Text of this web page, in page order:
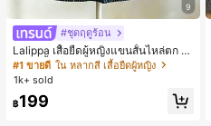
9
#ชุดฤดูร้อน
Lalippa เสื้อยืดผู้หญิงแขนสั้นไหล่ตก ค
อวีปกเสื้อ ลายพิมพ์ดิจิทัลลายทาง สไตล์
สปอร์ตแฟชั่นมินิมอล ของขวัญสำหรับเ
#1 ขายดี ใน หลากสี เสื้อยืดผู้หญิง
1k+ sold
฿199